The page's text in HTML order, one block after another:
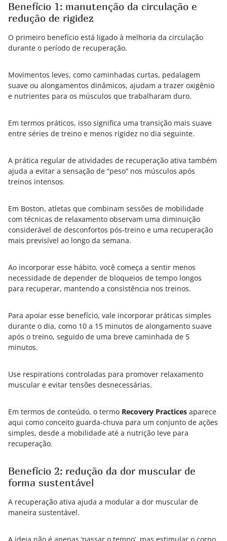
Benefício 1: manutenção da circulação e
redução de rigidez
O primeiro benefício está ligado à melhoria da circulação
durante o período de recuperação.
Movimentos leves, como caminhadas curtas, pedalagem
suave ou alongamentos dinâmicos, ajudam a trazer oxigênio
e nutrientes para os músculos que trabalharam duro.
Em termos práticos, isso significa uma transição mais suave
entre séries de treino e menos rigidez no dia seguinte.
A prática regular de atividades de recuperação ativa também
ajuda a evitar a sensação de “peso” nos músculos após
treinos intensos.
Em Boston, atletas que combinam sessões de mobilidade
com técnicas de relaxamento observam uma diminuição
considerável de desconfortos pós-treino e uma recuperação
mais previsível ao longo da semana.
Ao incorporar esse hábito, você começa a sentir menos
necessidade de depender de bloqueios de tempo longos
para recuperar, mantendo a consistência nos treinos.
Para apoiar esse benefício, vale incorporar práticas simples
durante o dia, como 10 a 15 minutos de alongamento suave
após o treino, seguido de uma breve caminhada de 5
minutos.
Use respirations controladas para promover relaxamento
muscular e evitar tensões desnecessárias.
Em termos de conteúdo, o termo Recovery Practices aparece
aqui como conceito guarda-chuva para um conjunto de ações
simples, desde a mobilidade até a nutrição leve para
recuperação.
Benefício 2: redução da dor muscular de
forma sustentável
A recuperação ativa ajuda a modular a dor muscular de
maneira sustentável.